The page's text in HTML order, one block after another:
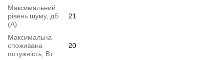
Максимальний
рівень шуму, дБ
(А)
21
Максимальна
споживана
потужність, Вт
20